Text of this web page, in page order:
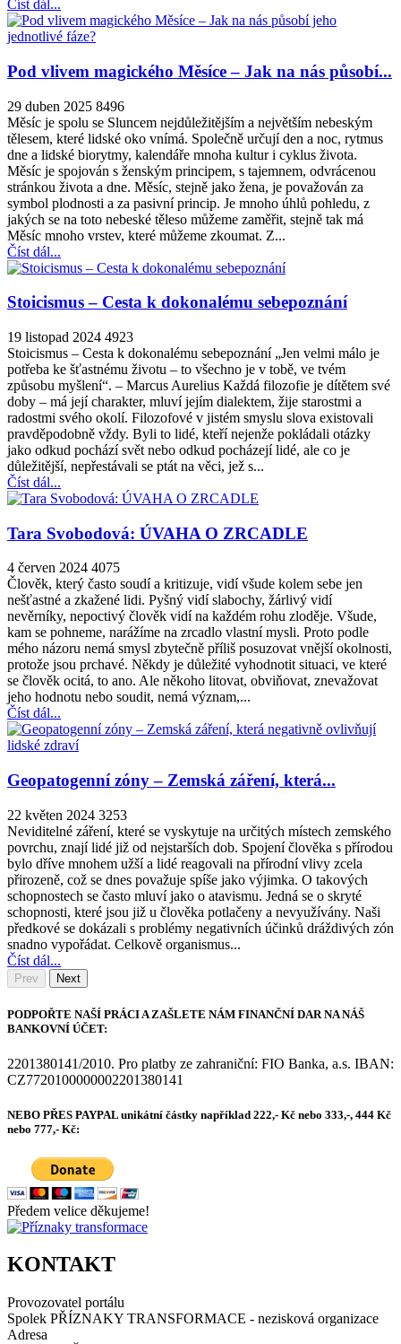
Číst dál...
Pod vlivem magického Měsíce – Jak na nás působí...
29 duben 2025 8496
Měsíc je spolu se Sluncem nejdůležitějším a největším nebeským
tělesem, které lidské oko vnímá. Společně určují den a noc, rytmus
dne a lidské biorytmy, kalendáře mnoha kultur i cyklus života.
Měsíc je spojován s ženským principem, s tajemnem, odvrácenou
stránkou života a dne. Měsíc, stejně jako žena, je považován za
symbol plodnosti a za pasivní princip. Je mnoho úhlů pohledu, z
jakých se na toto nebeské těleso můžeme zaměřit, stejně tak má
Měsíc mnoho vrstev, které můžeme zkoumat. Z...
Číst dál...
Stoicismus – Cesta k dokonalému sebepoznání
19 listopad 2024 4923
Stoicismus – Cesta k dokonalému sebepoznání „Jen velmi málo je
potřeba ke šťastnému životu – to všechno je v tobě, ve tvém
způsobu myšlení“. – Marcus Aurelius Každá filozofie je dítětem své
doby – má její charakter, mluví jejím dialektem, žije starostmi a
radostmi svého okolí. Filozofové v jistém smyslu slova existovali
pravděpodobně vždy. Byli to lidé, kteří nejenže pokládali otázky
jako odkud pochází svět nebo odkud pocházejí lidé, ale co je
důležitější, nepřestávali se ptát na věci, jež s...
Číst dál...
Tara Svobodová: ÚVAHA O ZRCADLE
4 červen 2024 4075
Člověk, který často soudí a kritizuje, vidí všude kolem sebe jen
nešťastné a zkažené lidi. Pyšný vidí slabochy, žárlivý vidí
nevěrníky, nepoctivý člověk vidí na každém rohu zloděje. Všude,
kam se pohneme, narážíme na zrcadlo vlastní mysli. Proto podle
mého názoru nemá smysl zbytečně příliš posuzovat vnější okolnosti,
protože jsou prchavé. Někdy je důležité vyhodnotit situaci, ve které
se člověk ocitá, to ano. Ale někoho litovat, obviňovat, znevažovat
jeho hodnotu nebo soudit, nemá význam,...
Číst dál...
Geopatogenní zóny – Zemská záření, která...
22 květen 2024 3253
Neviditelné záření, které se vyskytuje na určitých místech zemského
povrchu, znají lidé již od nejstarších dob. Spojení člověka s přírodou
bylo dříve mnohem užší a lidé reagovali na přírodní vlivy zcela
přirozeně, což se dnes považuje spíše jako výjimka. O takových
schopnostech se často mluví jako o atavismu. Jedná se o skryté
schopnosti, které jsou již u člověka potlačeny a nevyužívány. Naši
předkové se dokázali s problémy negativních účinků dráždivých zón
snadno vypořádat. Celkově organismus...
Číst dál...
Prev Next
PODPOŘTE NAŠÍ PRÁCI A ZAŠLETE NÁM FINANČNÍ DAR NA NÁŠ
BANKOVNÍ ÚČET:
2201380141/2010. Pro platby ze zahraniční: FIO Banka, a.s. IBAN:
CZ7720100000002201380141
NEBO PŘES PAYPAL unikátní částky například 222,- Kč nebo 333,-, 444 Kč
nebo 777,- Kč:
Předem velice děkujeme!
KONTAKT
Provozovatel portálu
Spolek PŘÍZNAKY TRANSFORMACE - nezisková organizace
Adresa